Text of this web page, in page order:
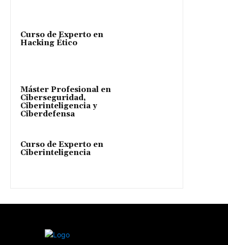
Curso de Experto en
Hacking Ético
Máster Profesional en
Ciberseguridad,
Ciberinteligencia y
Ciberdefensa
Curso de Experto en
Ciberinteligencia